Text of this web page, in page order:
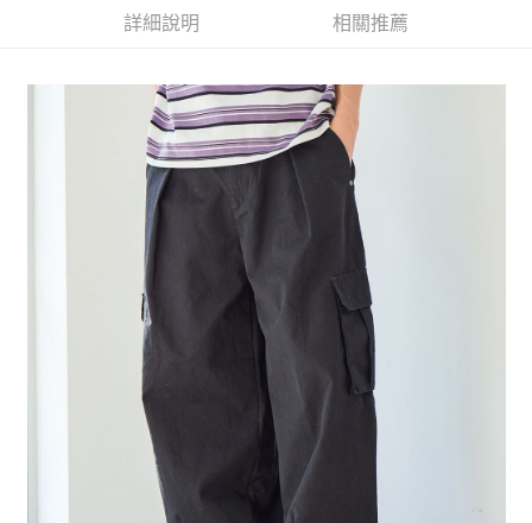
3.實際核准額度、可分期數及費用金額請依後續交易確認頁面所載為準。
4.訂單成立30分鐘內，如未前往確認交易或遇審核未通過，訂單將自動取
1.分期款項不併入電信帳單，「大哥付你分期」於每月結算日後寄送繳費提
2.透過簡訊連結打開帳單後，可選擇「超商條碼／台灣大直營門市／銀行轉
帳／街口支付／iPASS MONEY」等通路繳費。
1.本服務係由「台灣大哥大股份有限公司」（以下簡稱本公司）所提供，讓
用戶於交易時，得透過本服務購買商品或服務，並由商店將買賣／分期付款
買賣價金債權讓與本公司後，依約使用本公司帳單繳交帳款。
2.基於同意付款使用「大哥付你分期」之契約關係目的，商店將以您的個人
資料（包含姓名、電話或地址）提供予台灣大哥大進項蒐集、處理及利用，
由本公司與您本人進行分期帳單所需資料之確認、核對及更正。
https://oppay.tw/userRule
３．安心：先確認商品／服務後，再付款。
【「AFTEE先享後付」結帳流程】
１．於結帳方式選擇「AFTEE先享後付」後，將跳轉至「AFTEE先享後付」
結帳頁面，進行簡訊認證並確認金額後，即可完成結帳。
２．訂單成立數日內，您將收到繳費通知簡訊。
３．收到繳費通知簡訊後14天內，點擊此簡訊中的連結，可透過四大超商／
ATM／網路銀行／等多元方式進行付款，方視為交易完成。
※ 請注意：結帳手續完成當下不需立刻繳費，但若您需要取消訂單，請聯絡
購買商品的店家。未經商家同意取消之訂單仍視為有效，需透過AFTEE先享
後付繳納相關費用。
※ 交易是否成功請以「AFTEE先享後付 」之結帳頁面顯示為準，若有關於
是否繳費成功／繳費後需取消欲退款等相關疑問，請聯繫「AFTEE先享後付
https://netprotections.freshdesk.com/support/home
１．透過由恩沛科技股份有限公司提供之「AFTEE先享後付」服務完成之交
易，需依本服務之必要範圍內提供個人資料，並將交易相關給付款項請求債
權轉讓予恩沛科技股份有限公司。
２．關於個人資料處理事宜，請瀏覽以下網址： https://aftee.tw/terms/#terms3
３．未成年的使用者請事先徵得法定代理人或監護人之同意方可使用
每筆NT$80，滿NT$1,500(含以上)免運費
每筆NT$80，滿NT$1,500(含以上)免運費
每筆NT$80，滿NT$1,500(含以上)免運費
每筆NT$80，滿NT$1,500(含以上)免運費
每筆NT$80，滿NT$1,500(含以上)免運費
詳細說明 相關推薦